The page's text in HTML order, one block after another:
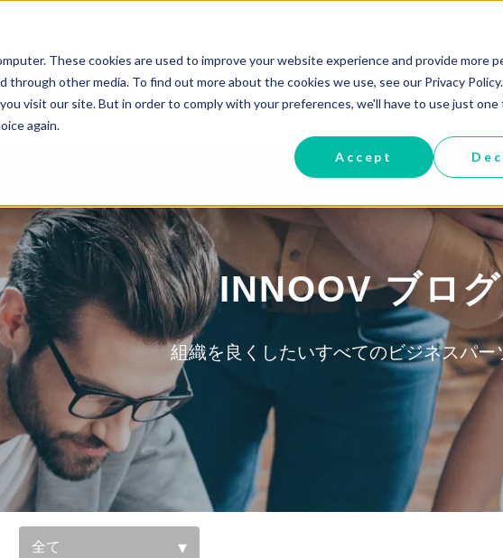
These cookies are used to improve your website experience and provide more
other media. To find out more about the cookies we use, see our Privacy Policy.
visit our site. But in order to comply with your preferences, we'll have to use just one
again.
Accept
INNOOV ブログ
組織を良くしたいすべてのビジネスパー